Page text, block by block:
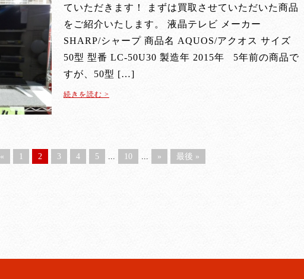
ていただきます！ まずは買取させていただいた商品
をご紹介いたします。 液晶テレビ メーカー
SHARP/シャープ 商品名 AQUOS/アクオス サイズ
50型 型番 LC-50U30 製造年 2015年 5年前の商品で
すが、50型 […]
続きを読む >
« 1 2 3 4 5 ... 10 ... » 最後 »